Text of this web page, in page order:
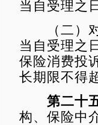
当自受理之
（二）对
当自受理之
保险消费投
长期限不得
第二十
构、保险中